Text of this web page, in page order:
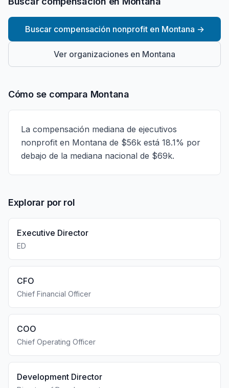
Buscar compensación nonprofit en Montana →
Ver organizaciones en Montana
Cómo se compara Montana
La compensación mediana de ejecutivos
nonprofit en Montana de $56k está 18.1% por
debajo de la mediana nacional de $69k.
Explorar por rol
Executive Director
ED
CFO
Chief Financial Officer
COO
Chief Operating Officer
Development Director